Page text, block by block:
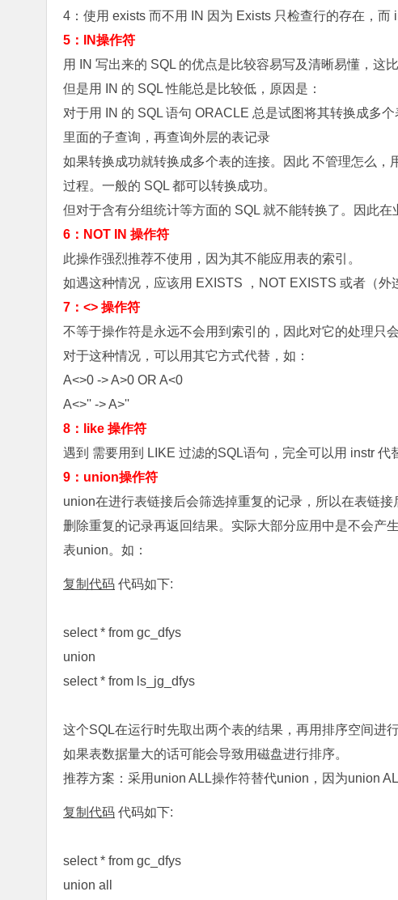
4：使用 exists 而不用 IN 因为 Exists 只检查行的存在，而
5：IN操作符
用 IN 写出来的 SQL 的优点是比较容易写及清晰易懂，这
但是用 IN 的 SQL 性能总是比较低，原因是：
对于用 IN 的 SQL 语句 ORACLE 总是试图将其转换成多
里面的子查询，再查询外层的表记录
如果转换成功就转换成多个表的连接。因此 不管理怎么，
过程。一般的 SQL 都可以转换成功。
但对于含有分组统计等方面的 SQL 就不能转换了。因此在
6：NOT IN 操作符
此操作强烈推荐不使用，因为其不能应用表的索引。
如遇这种情况，应该用 EXISTS ，NOT EXISTS 或者（外
7：<> 操作符
不等于操作符是永远不会用到索引的，因此对它的处理只
对于这种情况，可以用其它方式代替，如：
A<>0 -> A>0 OR A<0
A<>'' -> A>''
8：like 操作符
遇到 需要用到 LIKE 过滤的SQL语句，完全可以用 instr 代
9：union操作符
union在进行表链接后会筛选掉重复的记录，所以在表链接
删除重复的记录再返回结果。实际大部分应用中是不会产
表union。如：
复制代码 代码如下:
select * from gc_dfys
union
select * from ls_jg_dfys
这个SQL在运行时先取出两个表的结果，再用排序空间进
如果表数据量大的话可能会导致用磁盘进行排序。
推荐方案：采用union ALL操作符替代union，因为union
复制代码 代码如下:
select * from gc_dfys
union all